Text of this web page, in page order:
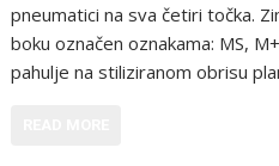
pneumatici na sva četiri točka.
boku označen oznakama: MS,
pahulje na stiliziranom obrisu